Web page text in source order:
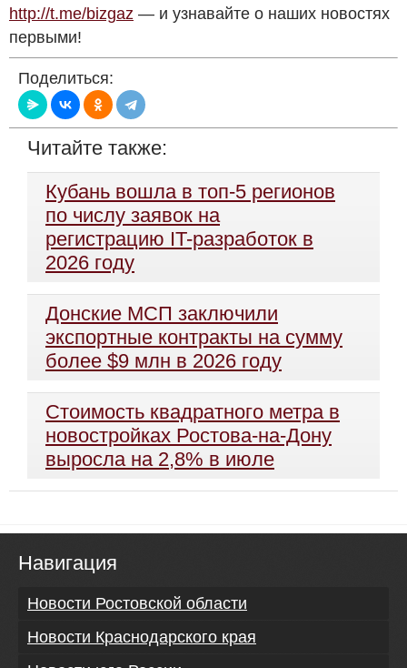
http://t.me/bizgaz — и узнавайте о наших новостях
первыми!
Поделиться:
Читайте также:
Кубань вошла в топ-5 регионов
по числу заявок на
регистрацию IT-разработок в
2026 году
Донские МСП заключили
экспортные контракты на сумму
более $9 млн в 2026 году
Стоимость квадратного метра в
новостройках Ростова-на-Дону
выросла на 2,8% в июле
Навигация
Новости Ростовской области
Новости Краснодарского края